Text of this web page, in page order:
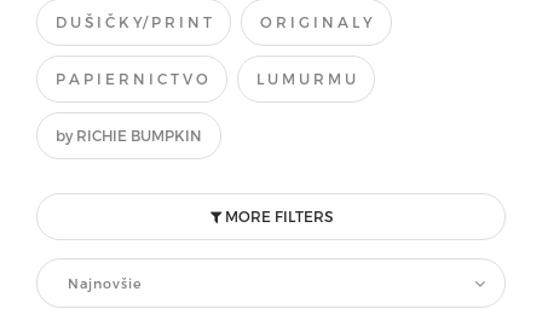
D U Š I Č K Y/ P R I N T O R I G I N A L Y
P A P I E R N I C T V O L U M U R M U
by RICHIE BUMPKIN
MORE FILTERS
Najnovšie